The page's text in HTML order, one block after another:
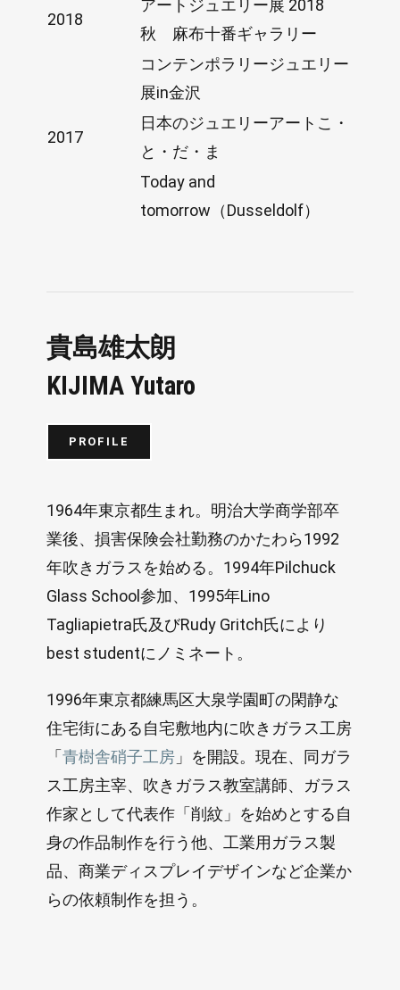
2018
アートジュエリー展 2018
秋 麻布十番ギャラリー
コンテンポラリージュエリー
展in金沢
2017
日本のジュエリーアートこ・
と・だ・ま
Today and
tomorrow（Dusseldolf）
貴島雄太朗
KIJIMA Yutaro
PROFILE
1964年東京都生まれ。明治大学商学部卒
業後、損害保険会社勤務のかたわら1992
年吹きガラスを始める。1994年Pilchuck
Glass School参加、1995年Lino
Tagliapietra氏及びRudy Gritch氏により
best studentにノミネート。
1996年東京都練馬区大泉学園町の閑静な
住宅街にある自宅敷地内に吹きガラス工房
「 青樹舎硝子工房」を開設。現在、同ガラ
ス工房主宰、吹きガラス教室講師、ガラス
作家として代表作「削紋」を始めとする自
身の作品制作を行う他、工業用ガラス製
品、商業ディスプレイデザインなど企業か
らの依頼制作を担う。